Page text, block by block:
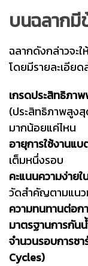
บนฉลากมี
ฉลากดังกล่าวจะ
โดยมีรายละเอีย
เกรดประสิทธิภา
(ประสิทธิภาพสูง
มากน้อยแค่ไหน
อายุการใช้งานแบ
เต็มหนึ่งรอบ
คะแนนความง่าย
วัดสำคัญตามแนว
ความทนทานต่อก
มาตรฐานการกัน
จำนวนรอบการช
Cycles)